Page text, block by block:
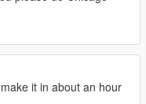
it in about an hour